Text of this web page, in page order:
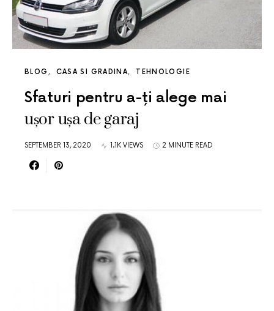
BLOG CASA SI GRADINA TEHNOLOGIE
Sfaturi pentru a-ți alege mai
ușor ușa de garaj
SEPTEMBER 13, 2020 1.1K VIEWS 2 MINUTE READ